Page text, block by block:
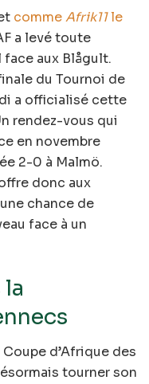
commeAfrik11le
a levé toute
aux Blågult.
du Tournoi de
a officialisé cette
rendez-vous qui
en novembre
2-0 à Malmö.
donc aux
une chance de
face à un
d’Afrique des
tourner son